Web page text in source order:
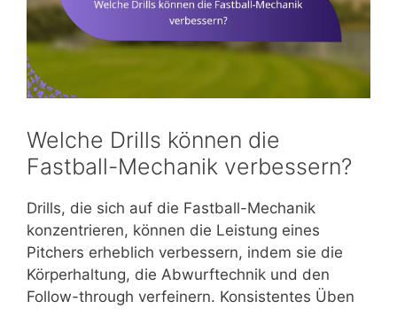
Welche Drills können die
Fastball-Mechanik verbessern?
Drills, die sich auf die Fastball-Mechanik
konzentrieren, können die Leistung eines
Pitchers erheblich verbessern, indem sie die
Körperhaltung, die Abwurftechnik und den
Follow-through verfeinern. Konsistentes Üben